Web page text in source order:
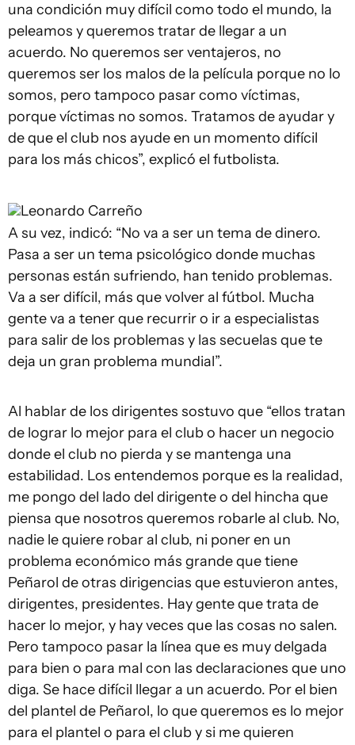
una condición muy difícil como todo el mundo, la
peleamos y queremos tratar de llegar a un
acuerdo. No queremos ser ventajeros, no
queremos ser los malos de la película porque no lo
somos, pero tampoco pasar como víctimas,
porque víctimas no somos. Tratamos de ayudar y
de que el club nos ayude en un momento difícil
para los más chicos”, explicó el futbolista.
Leonardo Carreño
A su vez, indicó: “No va a ser un tema de dinero.
Pasa a ser un tema psicológico donde muchas
personas están sufriendo, han tenido problemas.
Va a ser difícil, más que volver al fútbol. Mucha
gente va a tener que recurrir o ir a especialistas
para salir de los problemas y las secuelas que te
deja un gran problema mundial”.
Al hablar de los dirigentes sostuvo que “ellos tratan
de lograr lo mejor para el club o hacer un negocio
donde el club no pierda y se mantenga una
estabilidad. Los entendemos porque es la realidad,
me pongo del lado del dirigente o del hincha que
piensa que nosotros queremos robarle al club. No,
nadie le quiere robar al club, ni poner en un
problema económico más grande que tiene
Peñarol de otras dirigencias que estuvieron antes,
dirigentes, presidentes. Hay gente que trata de
hacer lo mejor, y hay veces que las cosas no salen.
Pero tampoco pasar la línea que es muy delgada
para bien o para mal con las declaraciones que uno
diga. Se hace difícil llegar a un acuerdo. Por el bien
del plantel de Peñarol, lo que queremos es lo mejor
para el plantel o para el club y si me quieren